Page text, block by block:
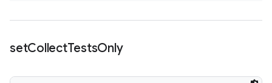
setCollectTestsOnly